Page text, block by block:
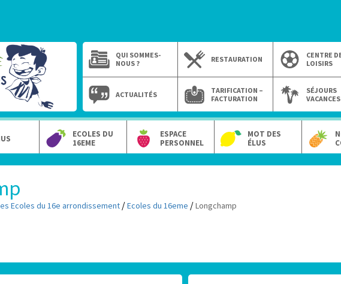
QUI SOMMES-
NOUS ?
RESTAURATION
CENTRE
LOISIRS
ACTUALITÉS
TARIFICATION –
FACTURATION
SÉJOURS
VACANCES
ECOLES DU
16EME
ESPACE
PERSONNEL
MOT DES
ÉLUS
Ecoles du 16e arrondissement /Ecoles du 16eme /Longchamp